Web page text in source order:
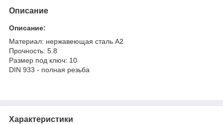
Описание
Описание:
Материал: нержавеющая сталь А2
Прочность: 5.8
Размер под ключ: 10
DIN 933 - полная резьба
Характеристики